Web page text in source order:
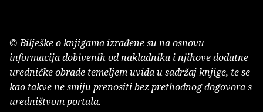
© Bilješke o knjigama izrađene su na osnovu
informacija dobivenih od nakladnika i njihove dodatne
uredničke obrade temeljem uvida u sadržaj knjige, te se
kao takve ne smiju prenositi bez prethodnog dogovora s
uredništvom portala.